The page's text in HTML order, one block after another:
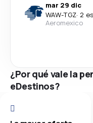
mar 29 dic
WAW-TGZ· 2
Aeromexico
¿Por qué vale la
eDestinos?